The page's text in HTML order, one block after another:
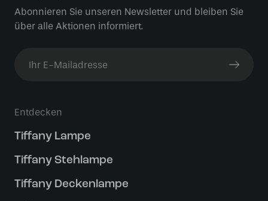
Abonnieren Sie unseren Newsletter und bleiben Sie
über alle Aktionen informiert.
Entdecken
Tiffany Lampe
Tiffany Stehlampe
Tiffany Deckenlampe